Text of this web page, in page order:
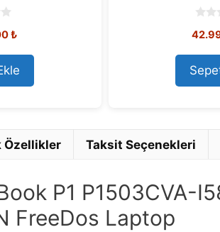
₺
o
t
o
f
5
Özellikler Taksit Seçenekleri
P1 P1503CVA-
FreeDos Laptop